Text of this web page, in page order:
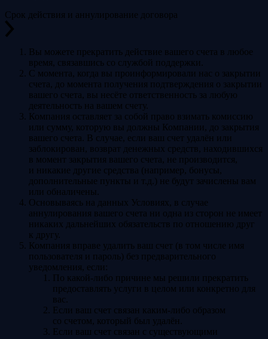
Срок действия и аннулирование договора
Вы можете прекратить действие вашего счета в любое
время, связавшись со службой поддержки.
С момента, когда вы проинформировали нас о закрытии
счета, до момента получения подтверждения о закрытии
вашего счета, вы несёте ответственность за любую
деятельность на вашем счету.
Компания оставляет за собой право взимать комиссию
или сумму, которую вы должны Компании, до закрытия
вашего счета. В случае, если ваш счет удалён или
заблокирован, возврат денежных средств, находившихся
в момент закрытия вашего счета, не производится,
и никакие другие средства (например, бонусы,
дополнительные пункты и т.д.) не будут зачислены вам
или обналичены.
Основываясь на данных Условиях, в случае
аннулирования вашего счета ни одна из сторон не имеет
никаких дальнейших обязательств по отношению друг
к другу.
Компания вправе удалить ваш счет (в том числе имя
пользователя и пароль) без предварительного
уведомления, если:
По какой-либо причине мы решили прекратить
предоставлять услуги в целом или конкретно для
вас.
Если ваш счет связан каким-либо образом
со счетом, который был удалён.
Если ваш счет связан с существующими